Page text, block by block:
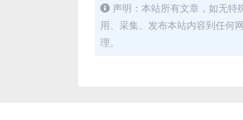
声明：本站所有文章，如无特
用、采集、发布本站内容到任何
理。